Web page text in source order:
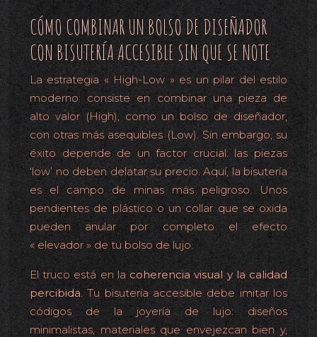
CÓMO COMBINAR UN BOLSO DE DISEÑADOR
CON BISUTERÍA ACCESIBLE SIN QUE SE NOTE
La estrategia « High-Low » es un pilar del estilo
moderno: consiste en combinar una pieza de
alto valor (High), como un bolso de diseñador,
con otras más asequibles (Low). Sin embargo, su
éxito depende de un factor crucial: las piezas
‘low’ no deben delatar su precio. Aquí, la bisutería
es el campo de minas más peligroso. Unos
pendientes de plástico o un collar que se oxida
pueden anular por completo el efecto
« elevador » de tu bolso de lujo.
El truco está en la coherencia visual y la calidad
percibida. Tu bisutería accesible debe imitar los
códigos de la joyería de lujo: diseños
minimalistas, materiales que envejezcan bien y,